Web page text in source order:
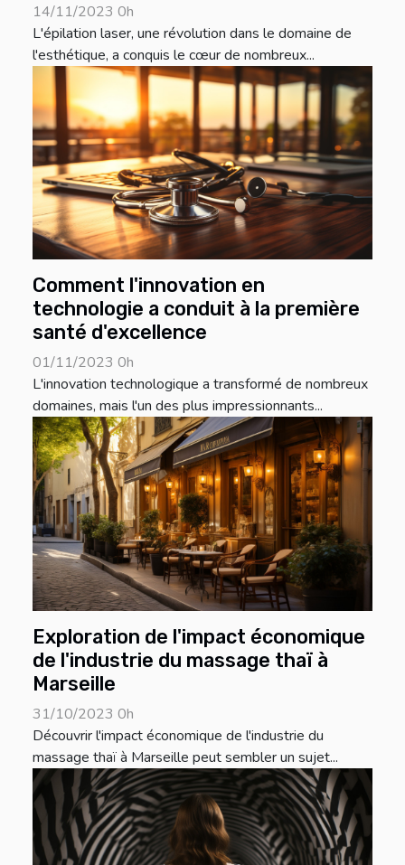
14/11/2023 0h
L'épilation laser, une révolution dans le domaine de
l'esthétique, a conquis le cœur de nombreux...
Comment l'innovation en
technologie a conduit à la première
santé d'excellence
01/11/2023 0h
L'innovation technologique a transformé de nombreux
domaines, mais l'un des plus impressionnants...
Exploration de l'impact économique
de l'industrie du massage thaï à
Marseille
31/10/2023 0h
Découvrir l'impact économique de l'industrie du
massage thaï à Marseille peut sembler un sujet...